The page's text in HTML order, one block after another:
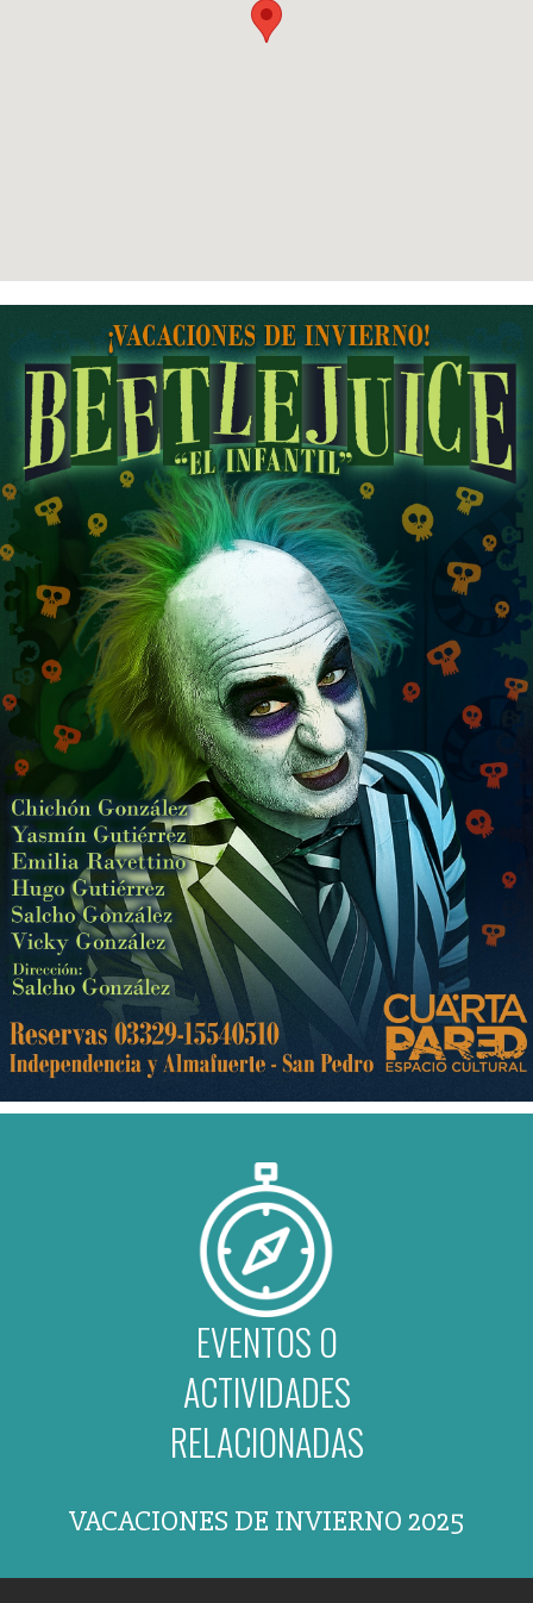
EVENTOS O
ACTIVIDADES
RELACIONADAS
VACACIONES DE INVIERNO 2025